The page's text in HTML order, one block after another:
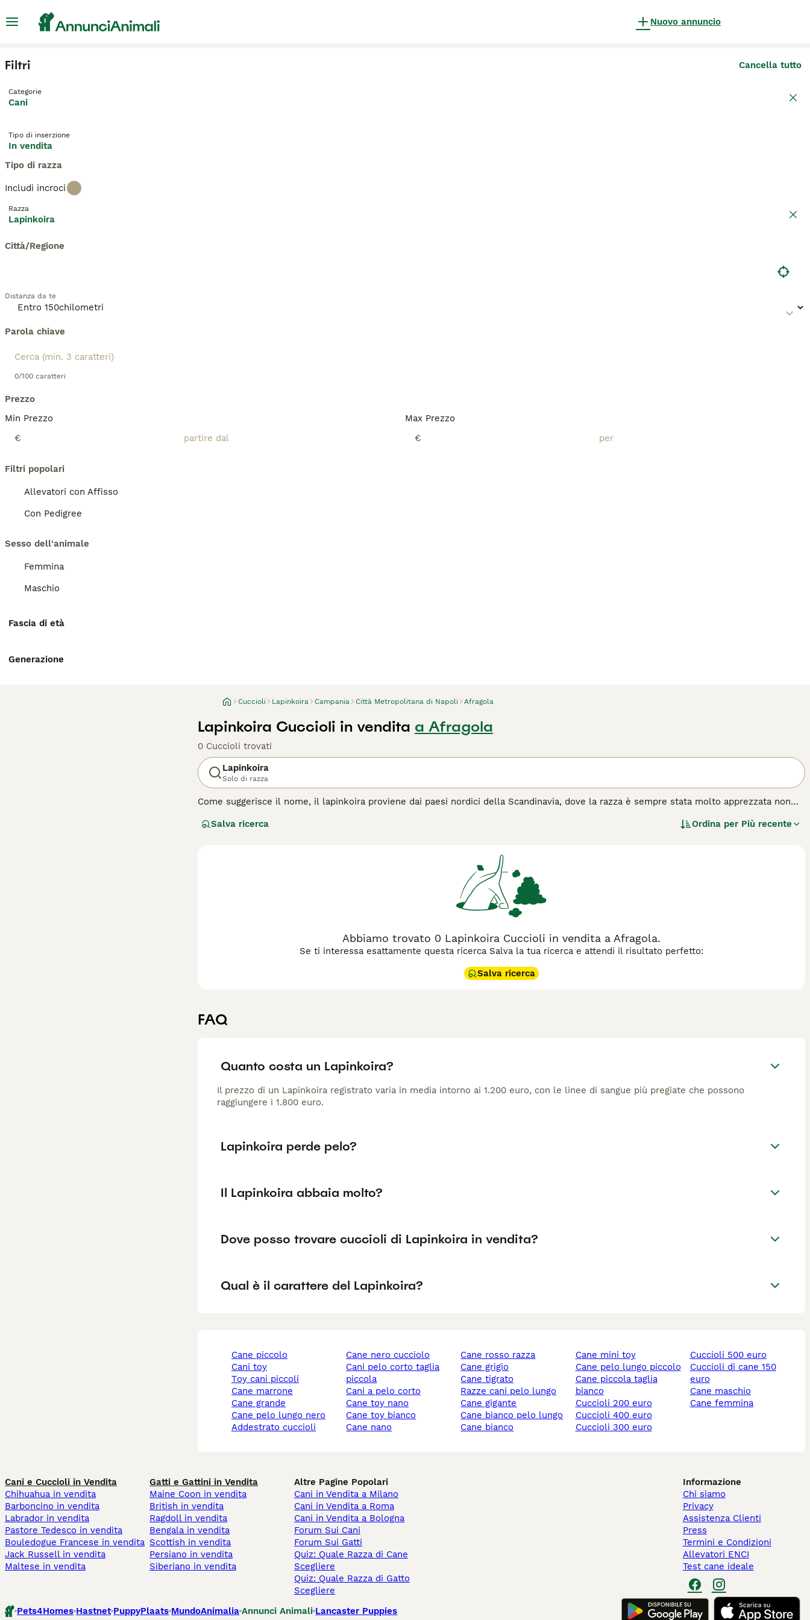
Nuovo annuncio
Filtri Cancella tutto
Categorie
Cani
Tipo di inserzione
In vendita
Tipo di razza
Includi incroci
Razza
Lapinkoira
Città/Regione
Distanza da te
Parola chiave
0/100 caratteri
Prezzo
Min Prezzo
€
Max Prezzo
€
Filtri popolari
Allevatori con Affisso
Con Pedigree
Sesso dell'animale
Femmina
Maschio
Fascia di età
Generazione
Cuccioli Lapinkoira Campania Città Metropolitana di Napoli Afragola
Lapinkoira Cuccioli in vendita a Afragola
0 Cuccioli trovati
Lapinkoira
Solo di razza
Come suggerisce il nome, il lapinkoira proviene dai paesi nordici della Scandinavia, dove la razza è sempre stata molto apprezzata non
renne. Sono noti per essere incredibilmente coraggiosi e leali e sono molto seri sul lavoro.
Salva ricerca Ordina per Più recente
Abbiamo trovato 0 Lapinkoira Cuccioli in vendita a Afragola.
Se ti interessa esattamente questa ricerca Salva la tua ricerca e attendi il risultato perfetto:
Salva ricerca
FAQ
Quanto costa un Lapinkoira?
Il prezzo di un Lapinkoira registrato varia in media intorno ai 1.200 euro, con le linee di sangue più pregiate che possono
raggiungere i 1.800 euro.
Lapinkoira perde pelo?
Il Lapinkoira abbaia molto?
Dove posso trovare cuccioli di Lapinkoira in vendita?
Qual è il carattere del Lapinkoira?
cane piccolo
cani toy
toy cani piccoli
cane marrone
cane grande
cane pelo lungo nero
addestrato cuccioli
cane nero cucciolo
cani pelo corto taglia
piccola
cani a pelo corto
cane toy nano
cane toy bianco
cane nano
cane rosso razza
cane grigio
cane tigrato
razze cani pelo lungo
cane gigante
cane bianco pelo lungo
cane bianco
cane mini toy
cane pelo lungo piccolo
cane piccola taglia
bianco
cuccioli 200 euro
cuccioli 400 euro
cuccioli 300 euro
cuccioli 500 euro
cuccioli di cane 150
euro
cane maschio
cane femmina
Cani e Cuccioli in Vendita
Chihuahua in vendita
Barboncino in vendita
Labrador in vendita
Pastore Tedesco in vendita
Bouledogue Francese in vendita
Jack Russell in vendita
Maltese in vendita
Gatti e Gattini in Vendita
Maine Coon in vendita
British in vendita
Ragdoll in vendita
Bengala in vendita
Scottish in vendita
Persiano in vendita
Siberiano in vendita
Altre Pagine Popolari
Cani in Vendita a Milano
Cani in Vendita a Roma
Cani in Vendita a Bologna
Forum Sui Cani
Forum Sui Gatti
Quiz: Quale Razza di Cane
Scegliere
Quiz: Quale Razza di Gatto
Scegliere
Informazione
Chi siamo
Privacy
Assistenza Clienti
Press
Termini e Condizioni
Allevatori ENCI
Test cane ideale
Pets4Homes Hastnet PuppyPlaats MundoAnimalia Annunci Animali Lancaster Puppies